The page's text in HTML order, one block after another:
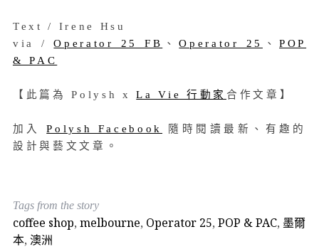
Text / Irene Hsu
via /Operator 25 FB 、Operator 25 、POP
& PAC
【此篇為 Polysh xLa Vie 行動家 合作文章】
加入Polysh Facebook
隨時閱讀最新、有趣的
設計與藝文文章。
Tags from the story
coffee shop, melbourne, Operator 25, POP & PAC, 墨爾
本, 澳洲